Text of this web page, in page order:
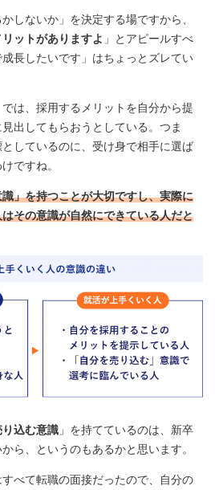
しないか」を決定する場ですから、
ットがありますよ 」とアピールすべ
長したいです」はちょっとズレてい
では、採用するメリットを自分から提
出してもらおうとしている。つま
しているのに、受け身で相手に選ば
ですね。
」を持つことが大切ですし、実際に
その意識が自然にできている人だと
り込む意識 」を持てているのは、新卒
ら、というのもあるかと思います。
べて転職の面接だったので、自分の